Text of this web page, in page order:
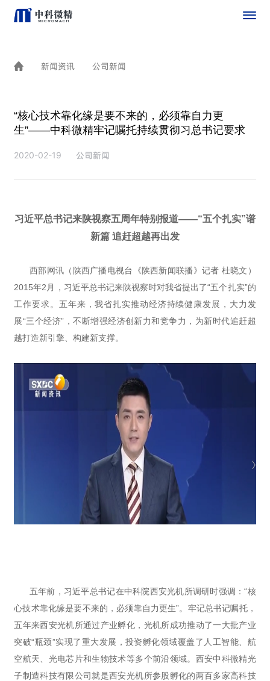
新闻资讯 公司新闻
“核心技术靠化缘是要不来的，必须靠自力更
生”——中科微精牢记嘱托持续贯彻习总书记要求
2020-02-19 公司新闻
习近平总书记来陕视察五周年特别报道——“五个扎实”谱
新篇 追赶超越再出发
西部网讯（陕西广播电视台《陕西新闻联播》记者 杜晓文）
2015年2月，习近平总书记来陕视察时对我省提出了“五个扎实”的
工作要求。五年来，我省扎实推动经济持续健康发展，大力发
展“三个经济”，不断增强经济创新力和竞争力，为新时代追赶超
越打造新引擎、构建新支撑。
五年前，习近平总书记在中科院西安光机所调研时强调：“核
心技术靠化缘是要不来的，必须靠自力更生”。牢记总书记嘱托，
五年来西安光机所通过产业孵化，光机所成功推动了一大批产业
突破“瓶颈”实现了重大发展，投资孵化领域覆盖了人工智能、航
空航天、光电芯片和生物技术等多个前沿领域。西安中科微精光
子制造科技有限公司就是西安光机所参股孵化的两百多家高科技
我们承诺收集您的这些信息仅用于与您取得联系，
帮助您更好的了解我们的合作计划。
发送即代表您同意我们的《隐私政策》。